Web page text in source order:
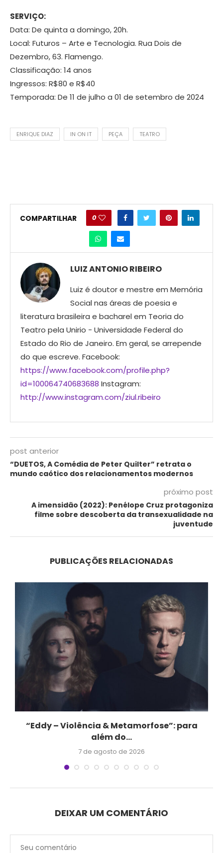
SERVIÇO:
Data: De quinta a domingo, 20h.
Local: Futuros – Arte e Tecnologia. Rua Dois de
Dezembro, 63. Flamengo.
Classificação: 14 anos
Ingressos: R$80 e R$40
Temporada: De 11 de julho a 01 de setembro de 2024
ENRIQUE DIAZ IN ON IT PEÇA TEATRO
COMPARTILHAR 0
LUIZ ANTONIO RIBEIRO
Luiz é doutor e mestre em Memória
Social nas áreas de poesia e
literatura brasileira e bacharel em Teoria do
Teatro pela Unirio - Universidade Federal do
Estado do Rio de Janeiro. Em geral, se arrepende
do que escreve. Facebook:
https://www.facebook.com/profile.php?
id=100064740683688 Instagram:
http://www.instagram.com/ziul.ribeiro
post anterior
“DUETOS, A Comédia de Peter Quilter” retrata o
mundo caótico dos relacionamentos modernos
próximo post
A imensidão (2022): Penélope Cruz protagoniza
filme sobre descoberta da transexualidade na
juventude
PUBLICAÇÕES RELACIONADAS
“Eddy – Violência & Metamorfose”: para
além do...
7 de agosto de 2026
DEIXAR UM COMENTÁRIO